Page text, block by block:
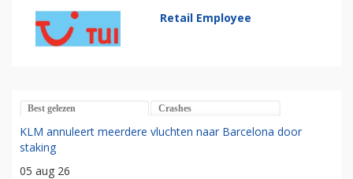
Retail Employee
Best gelezen Crashes
KLM annuleert meerdere vluchten naar Barcelona door
staking
05 aug 26